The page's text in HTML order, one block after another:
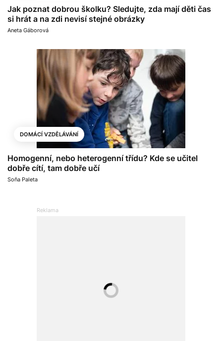
Jak poznat dobrou školku? Sledujte, zda mají děti čas
si hrát a na zdi nevisí stejné obrázky
Aneta Gáborová
DOMÁCÍ VZDĚLÁVÁNÍ
Homogenní, nebo heterogenní třídu? Kde se učitel
dobře cítí, tam dobře učí
Soňa Paleta